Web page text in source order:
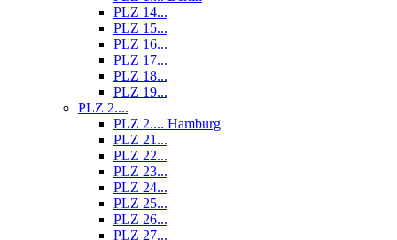
PLZ 14...
PLZ 15...
PLZ 16...
PLZ 17...
PLZ 18...
PLZ 19...
PLZ 2....
PLZ 2.... Hamburg
PLZ 21...
PLZ 22...
PLZ 23...
PLZ 24...
PLZ 25...
PLZ 26...
PLZ 27...